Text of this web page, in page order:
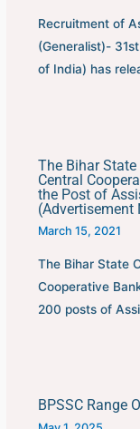
Recruitment of
(Generalist)-
of India) has
The Bihar
Central
the Post of
(Advertisement
March 15, 2021
The Bihar State
Cooperative
200 posts of
BPSSC Range